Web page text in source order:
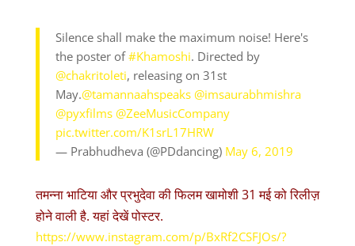
Silence shall make the maximum noise! Here's
the poster of#Khamoshi. Directed by
@chakritoleti, releasing on 31st
May.@tamannaahspeaks @imsaurabhmishra
@pyxfilms @ZeeMusicCompany
pic.twitter.com/K1srL17HRW
— Prabhudheva (@PDdancing) May 6, 2019
तमन्ना भाटिया और प्रभुदेवा की फिलम खामोशी 31 मई को रिलीज़
होने वाली है. यहां देखें पोस्टर.
https://www.instagram.com/p/BxRf2CSFJOs/?